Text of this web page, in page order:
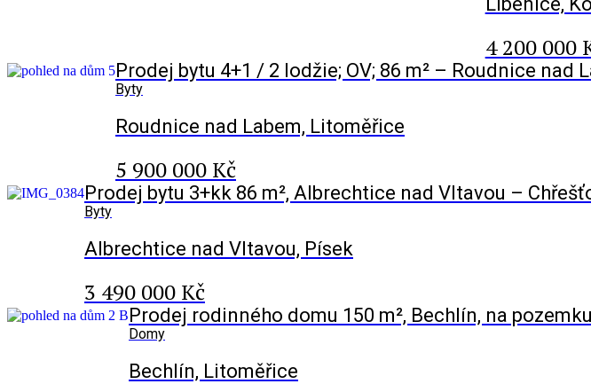
4 200 000
Prodej bytu 4+1 / 2 lodžie; OV; 86 m² – Roudnice nad
Byty
Roudnice nad Labem, Litoměřice
5 900 000 Kč
Prodej bytu 3+kk 86 m², Albrechtice nad Vltavou –
Byty
Albrechtice nad Vltavou, Písek
3 490 000 Kč
Prodej rodinného domu 150 m², Bechlín, na
Domy
Bechlín, Litoměřice